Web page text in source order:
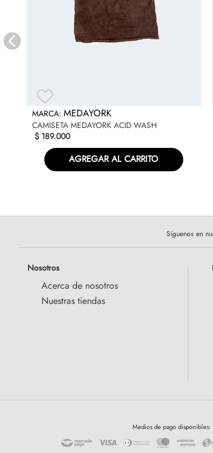
MEDAYORK
CAMISETA MEDAYORK ACID WASH
$ 189.000
AGREGAR AL CARRITO
Síguenos en
Nosotros
Acerca de nosotros
Nuestras tiendas
Medios de pago disponibles: